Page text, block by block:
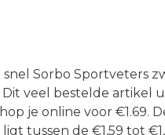
Sorbo Sportveters
veel bestelde artikel
je online voor €1.69.
tussen de €1,59 tot